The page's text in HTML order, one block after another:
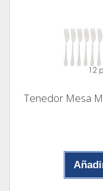
Tenedor Mesa